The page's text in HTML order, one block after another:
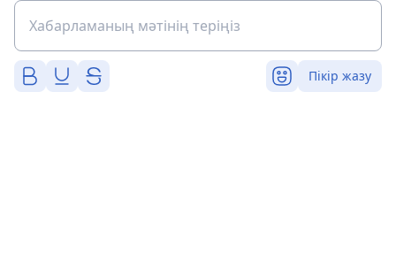
Пікір жазу